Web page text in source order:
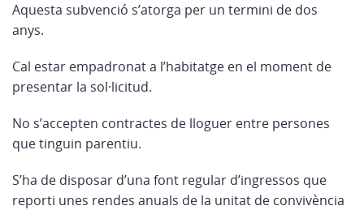
Aquesta subvenció s’atorga per un termini de dos
anys.
Cal estar empadronat a l’habitatge en el moment de
presentar la sol·licitud.
No s’accepten contractes de lloguer entre persones
que tinguin parentiu.
S’ha de disposar d’una font regular d’ingressos que
reporti unes rendes anuals de la unitat de convivència